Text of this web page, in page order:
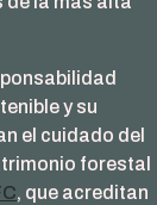
y su
el cuidado del
forestal
, que acreditan